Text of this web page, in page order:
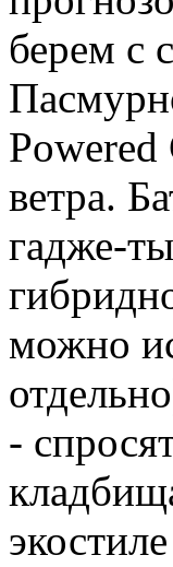
берем с
ветра.
гадже-
можно
-